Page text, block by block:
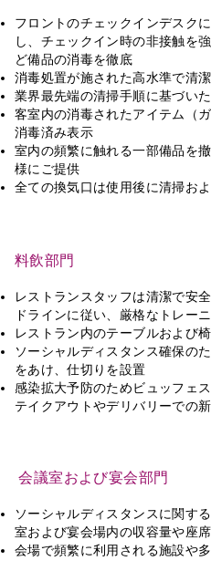
フロントのチェックインデスク
し、チェックイン時の非接触を
ど備品の消毒を徹底
消毒処置が施された高水準で清
業界最先端の清掃手順に基づい
客室内の消毒されたアイテム（
消毒済み表示
室内の頻繁に触れる一部備品を
様にご提供
全ての換気口は使用後に清掃お
料飲部門
レストランスタッフは清潔で安
ドラインに従い、厳格なトレー
レストラン内のテーブルおよび
ソーシャルディスタンス確保の
をあけ、仕切りを設置
感染拡大予防のためビュッフェ
テイクアウトやデリバリーでの
会議室および宴会部門
ソーシャルディスタンスに関す
室および宴会場内の収容量や座
会場で頻繁に利用される施設や